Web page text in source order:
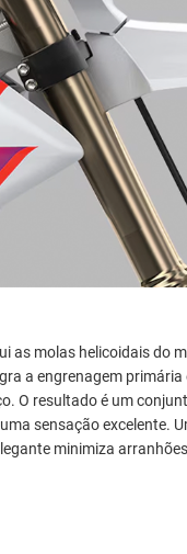
as molas helicoidais do
a engrenagem primária
O resultado é um
sensação excelente.
minimiza